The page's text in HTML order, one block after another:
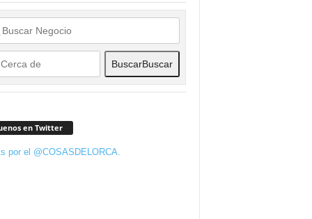
BuscarBuscar
en Twitter
por el @COSASDELORCA.